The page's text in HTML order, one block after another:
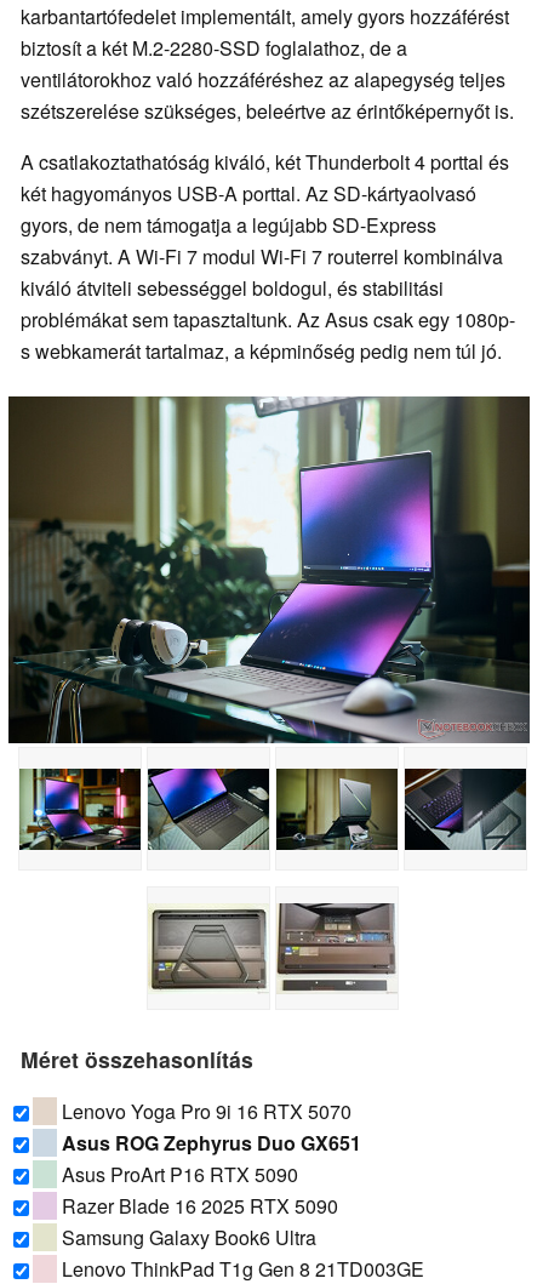
karbantartófedelet implementált, amely gyors hozzáférést
biztosít a két M.2-2280-SSD foglalathoz, de a
ventilátorokhoz való hozzáféréshez az alapegység teljes
szétszerelése szükséges, beleértve az érintőképernyőt is.
A csatlakoztathatóság kiváló, két Thunderbolt 4 porttal és
két hagyományos USB-A porttal. Az SD-kártyaolvasó
gyors, de nem támogatja a legújabb SD-Express
szabványt. A Wi-Fi 7 modul Wi-Fi 7 routerrel kombinálva
kiváló átviteli sebességgel boldogul, és stabilitási
problémákat sem tapasztaltunk. Az Asus csak egy 1080p-
s webkamerát tartalmaz, a képminőség pedig nem túl jó.
Méret összehasonlítás
Lenovo Yoga Pro 9i 16 RTX 5070
Asus ROG Zephyrus Duo GX651
Asus ProArt P16 RTX 5090
Razer Blade 16 2025 RTX 5090
Samsung Galaxy Book6 Ultra
Lenovo ThinkPad T1g Gen 8 21TD003GE